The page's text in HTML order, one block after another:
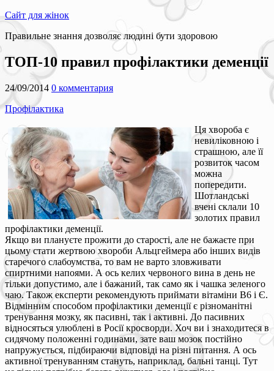
Сайт для жінок
Правильне знання дозволяє людині бути здоровою
ТОП-10 правил профілактики деменції
24/09/2014 0 комментария
Профілактика
Ця хвороба є
невиліковною і
страшною, але її
розвиток часом
можна
попередити.
Шотландські
вчені склали 10
золотих правил
профілактики деменції.
Якщо ви плануєте прожити до старості, але не бажаєте при
цьому стати жертвою хвороби Альцгеймера або інших видів
старечого слабоумства, то вам не варто зловживати
спиртними напоями. А ось келих червоного вина в день не
тільки допустимо, але і бажаний, так само як і чашка зеленого
чаю. Також експерти рекомендують приймати вітаміни В6 і Є.
Відмінним способом профілактики деменції є різноманітні
тренування мозку, як пасивні, так і активні. До пасивних
відносяться улюблені в Росії кросворди. Хоч ви і знаходитеся в
сидячому положенні годинами, зате ваш мозок постійно
напружується, підбираючи відповіді на різні питання. А ось
активної тренуванням стануть, наприклад, бальні танці. Тут